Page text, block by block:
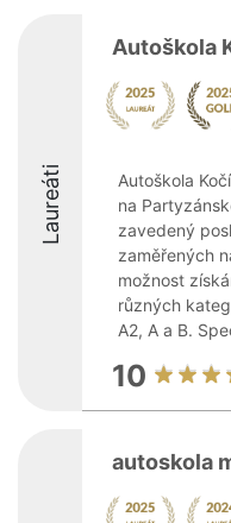
Laureáti
Autoškola
Autoškola
na
zavedený
zaměřených
možnost
různých
A2, A a B.
10
autoskola